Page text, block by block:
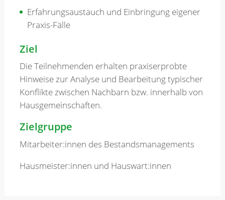
Erfahrungsaustauch und Einbringung eigener
Praxis-Fälle
Ziel
Die Teilnehmenden erhalten praxiserprobte
Hinweise zur Analyse und Bearbeitung typischer
Konflikte zwischen Nachbarn bzw. innerhalb von
Hausgemeinschaften.
Zielgruppe
Mitarbeiter:innen des Bestandsmanagements
Hausmeister:innen und Hauswart:innen